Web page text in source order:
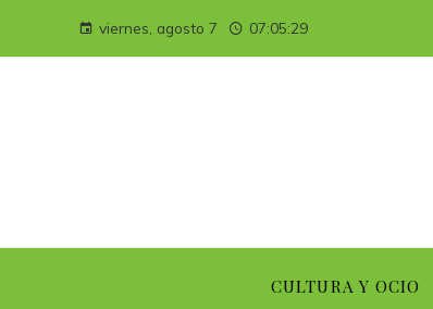
viernes, agosto 7 07:05:30
CULTURA Y OCIO